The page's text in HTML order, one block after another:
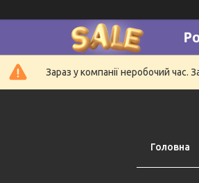
Зараз у компанії неробочий
Головна